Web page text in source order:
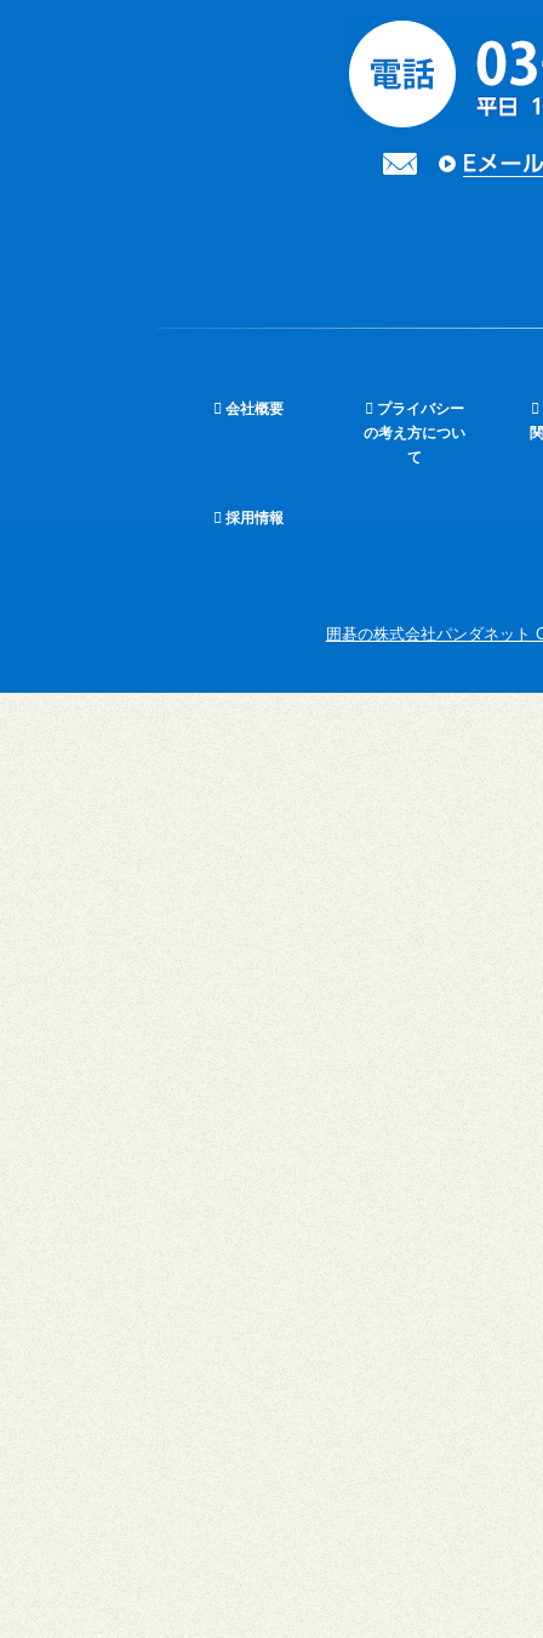
会社概要
プライバシー
の考え方につい
て
採用情報
囲碁の株式会社パンダネット